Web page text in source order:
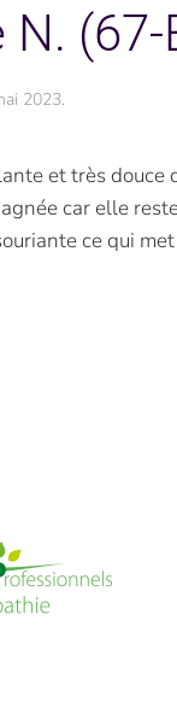
(67-
2023.
et très douce
car elle
ce qui